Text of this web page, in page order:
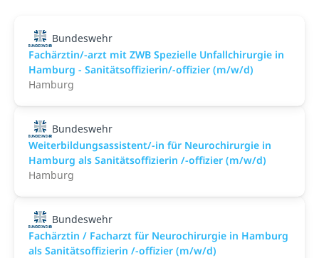
Bundeswehr
Fachärztin/-arzt mit ZWB Spezielle Unfallchirurgie in
Hamburg - Sanitätsoffizierin/-offizier (m/w/d)
Hamburg
Bundeswehr
Weiterbildungsassistent/-in für Neurochirurgie in
Hamburg als Sanitätsoffizierin /-offizier (m/w/d)
Hamburg
Bundeswehr
Fachärztin / Facharzt für Neurochirurgie in Hamburg
als Sanitätsoffizierin /-offizier (m/w/d)